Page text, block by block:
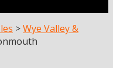
>Wye Valley &